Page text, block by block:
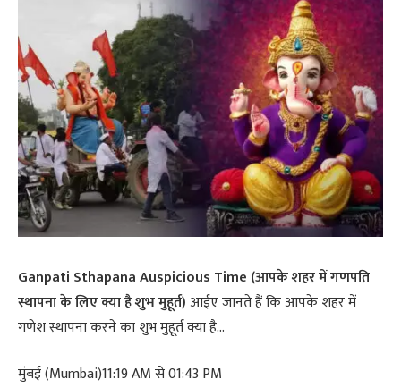
Ganpati Sthapana Auspicious Time (आपके शहर में गणपति
स्थापना के लिए क्या है शुभ मुहूर्त) आईए जानते हैं कि आपके शहर में
गणेश स्थापना करने का शुभ मुहूर्त क्या है…
मुंबई (Mumbai)11:19 AM से 01:43 PM